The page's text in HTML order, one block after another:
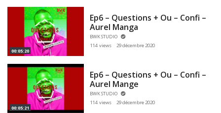
00:05:20
Ep6 – Questions + Ou – Confi –
Aurel Manga
BWK STUDIO
114 views
29 décembre 2020
00:05:21
Ep6 – Questions + Ou – Confi –
Aurel Mange
BWK STUDIO
114 views
29 décembre 2020